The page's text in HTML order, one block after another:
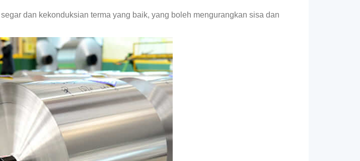
dan kekonduksian terma yang baik, yang boleh mengurangkan sisa dan